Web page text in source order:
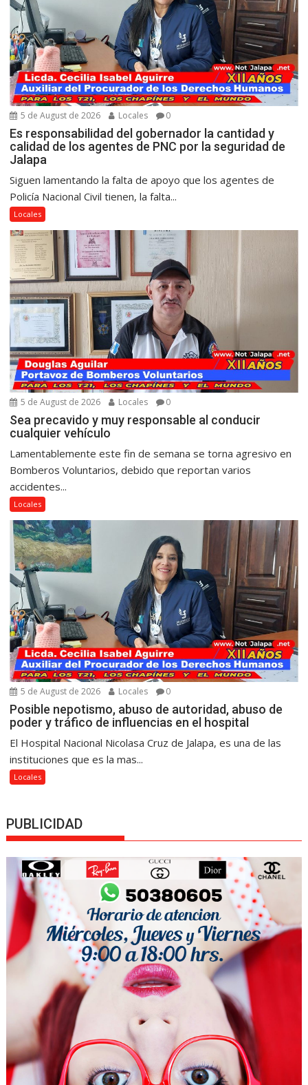
5 de August de 2026 Locales 0
Es responsabilidad del gobernador la cantidad y
calidad de los agentes de PNC por la seguridad de
Jalapa
Siguen lamentando la falta de apoyo que los agentes de
Policía Nacional Civil tienen, la falta...
Locales
5 de August de 2026 Locales 0
Sea precavido y muy responsable al conducir
cualquier vehículo
Lamentablemente este fin de semana se torna agresivo en
Bomberos Voluntarios, debido que reportan varios
accidentes...
Locales
5 de August de 2026 Locales 0
Posible nepotismo, abuso de autoridad, abuso de
poder y tráfico de influencias en el hospital
El Hospital Nacional Nicolasa Cruz de Jalapa, es una de las
instituciones que es la mas...
Locales
PUBLICIDAD